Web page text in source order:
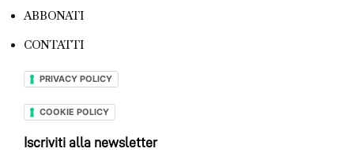
ABBONATI
CONTATTI
PRIVACY POLICY
COOKIE POLICY
Iscriviti alla newsletter